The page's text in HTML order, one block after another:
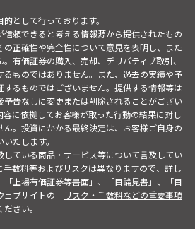
として行っております。
頼できると考える情報源から提供されたもの
正確性や完全性について意見を表明し、また
有価証券の購入、売却、デリバティブ取引、
るものではありません。また、過去の実績や予
るものではございません。提供する情報等は
告なしに変更または削除されることがござい
に依拠してお客様が取った行動の結果に対し
。投資にかかる最終決定は、お客様ご自身の
たします。
ている商品・サービス等について言及してい
数料等およびリスクは異なりますので、詳し
「上場有価証券等書面」、「目論見書」、「目
ェブサイトの「リスク・手数料などの重要事項
さい。